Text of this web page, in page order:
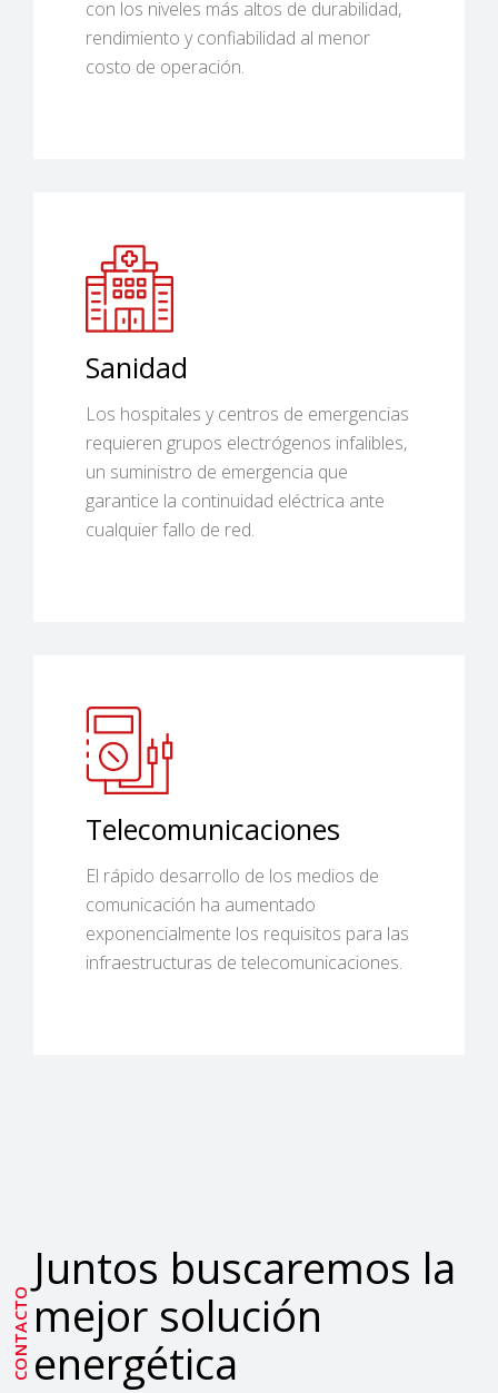
con los niveles más altos de durabilidad,
rendimiento y confiabilidad al menor
costo de operación.
Sanidad
Los hospitales y centros de emergencias
requieren grupos electrógenos infalibles,
un suministro de emergencia que
garantice la continuidad eléctrica ante
cualquier fallo de red.
Telecomunicaciones
El rápido desarrollo de los medios de
comunicación ha aumentado
exponencialmente los requisitos para las
infraestructuras de telecomunicaciones.
CONTACTO
Juntos buscaremos la
mejor solución
energética